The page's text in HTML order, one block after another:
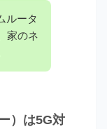
ルータ
家のネ
）は5G対